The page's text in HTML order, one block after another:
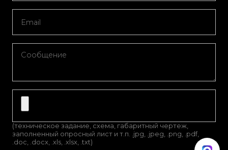
(техническое задание, схема, габаритный чертеж,
заполненный опросный лист и т.п. .jpg, .jpeg, .png, .pdf,
.doc, .docx, .xls, .xlsx, .txt)